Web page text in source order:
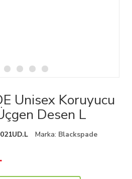
Unisex Koruyucu
Desen L
Marka: Blackspade